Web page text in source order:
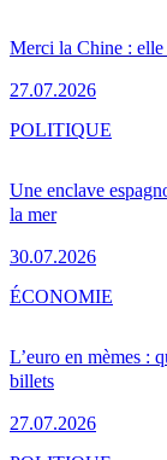
Merci la Chine : elle
27.07.2026
Une enclave
la mer
30.07.2026
POLITIQUE
L’euro en mèmes :
billets
27.07.2026
ÉCONOMIE